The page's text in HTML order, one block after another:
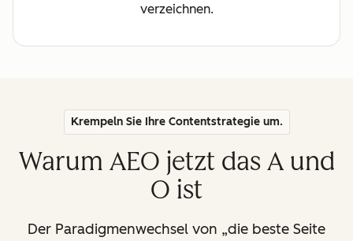
verzeichnen.
Krempeln Sie Ihre Contentstrategie um.
Warum AEO jetzt das A und
O ist
Der Paradigmenwechsel von „die beste Seite